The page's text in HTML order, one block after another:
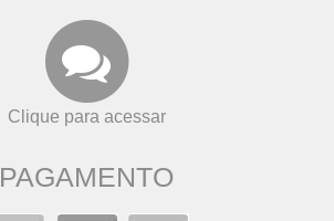
Clique para acessar
PAGAMENTO